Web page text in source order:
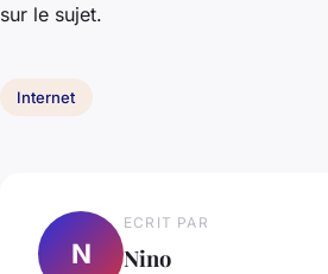
sur le sujet.
Internet
N
ECRIT PAR
Nino